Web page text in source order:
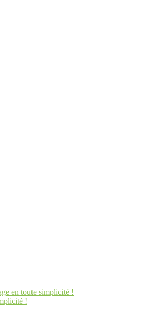
en toute simplicité !
!